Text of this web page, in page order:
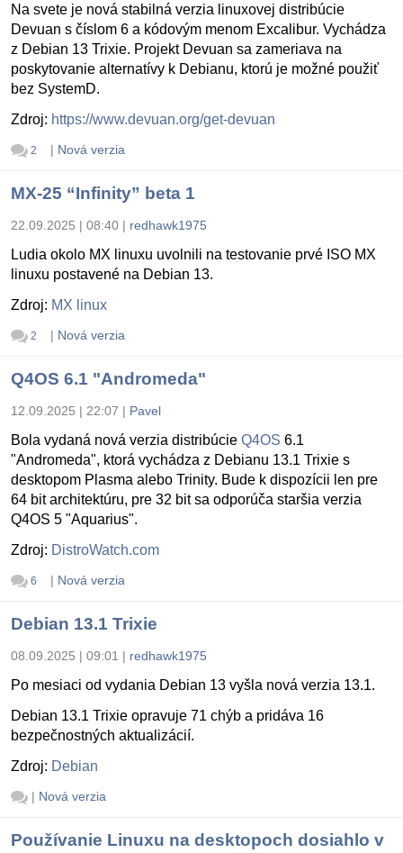
Na svete je nová stabilná verzia linuxovej distribúcie
Devuan s číslom 6 a kódovým menom Excalibur. Vychádza
z Debian 13 Trixie. Projekt Devuan sa zameriava na
poskytovanie alternatívy k Debianu, ktorú je možné použiť
bez SystemD.
Zdroj: https://www.devuan.org/get-devuan
2 | Nová verzia
MX-25 “Infinity” beta 1
22.09.2025 | 08:40 | redhawk1975
Ludia okolo MX linuxu uvolnili na testovanie prvé ISO MX
linuxu postavené na Debian 13.
Zdroj: MX linux
2 | Nová verzia
Q4OS 6.1 "Andromeda"
12.09.2025 | 22:07 | Pavel
Bola vydaná nová verzia distribúcie Q4OS 6.1
"Andromeda", ktorá vychádza z Debianu 13.1 Trixie s
desktopom Plasma alebo Trinity. Bude k dispozícii len pre
64 bit architektúru, pre 32 bit sa odporúča staršia verzia
Q4OS 5 "Aquarius".
Zdroj: DistroWatch.com
6 | Nová verzia
Debian 13.1 Trixie
08.09.2025 | 09:01 | redhawk1975
Po mesiaci od vydania Debian 13 vyšla nová verzia 13.1.
Debian 13.1 Trixie opravuje 71 chýb a pridáva 16
bezpečnostných aktualizácií.
Zdroj: Debian
| Nová verzia
Používanie Linuxu na desktopoch dosiahlo v